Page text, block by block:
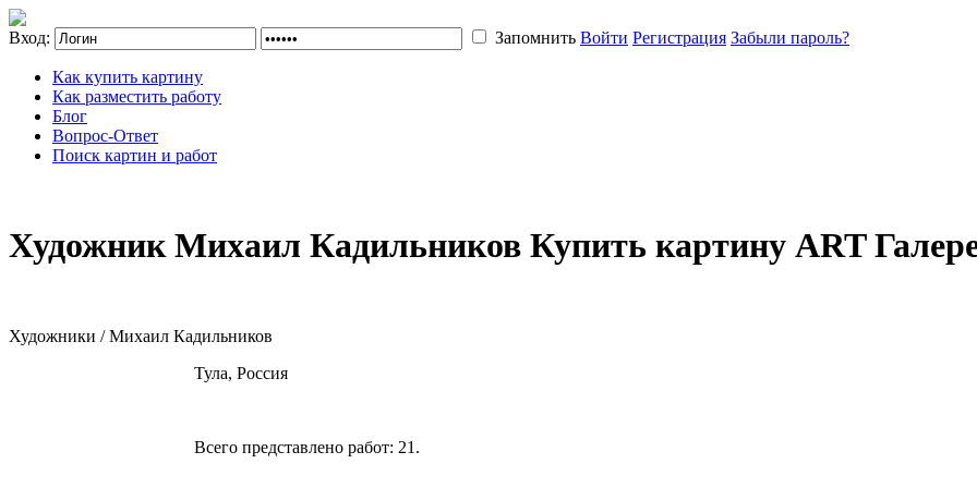
Вход: Запомнить Войти Регистрация Забыли пароль?
Как купить картину
Как разместить работу
Блог
Вопрос-Ответ
Поиск картин и работ
Художник Михаил Кадильников Купить картину ART
Художники / Михаил Кадильников
Тула, Россия
Всего представлено работ: 21 .